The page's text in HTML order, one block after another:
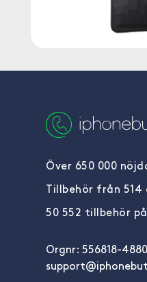
Över 650 000
Tillbehör från
50 552 tillbehör
Orgnr: 556818-4880